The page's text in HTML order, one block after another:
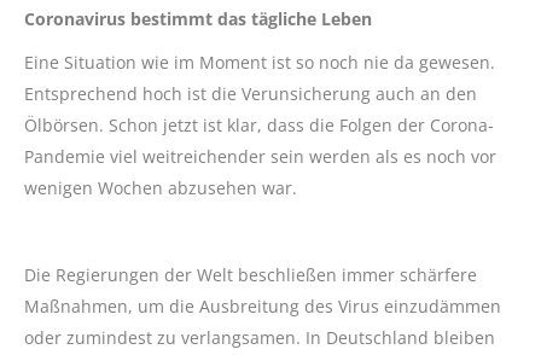
Coronavirus bestimmt das tägliche Leben
Eine Situation wie im Moment ist so noch nie da gewesen.
Entsprechend hoch ist die Verunsicherung auch an den
Ölbörsen. Schon jetzt ist klar, dass die Folgen der Corona-
Pandemie viel weitreichender sein werden als es noch vor
wenigen Wochen abzusehen war.
Die Regierungen der Welt beschließen immer schärfere
Maßnahmen, um die Ausbreitung des Virus einzudämmen
oder zumindest zu verlangsamen. In Deutschland bleiben